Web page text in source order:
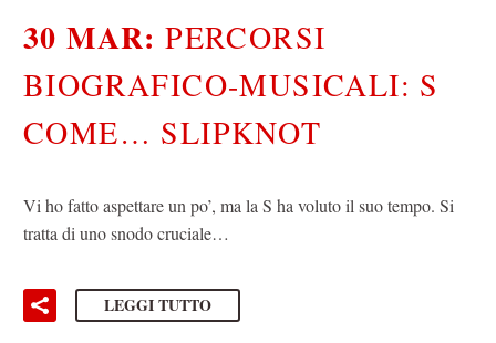
30 MAR:PERCORSI
BIOGRAFICO-MUSICALI: S
COME… SLIPKNOT
Vi ho fatto aspettare un po’, ma la S ha voluto il suo tempo. Si
tratta di uno snodo cruciale…
LEGGI TUTTO